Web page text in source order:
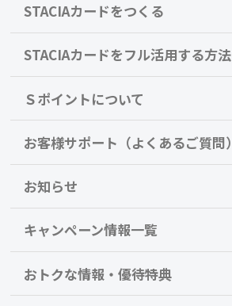
STACIAカードをつくる
STACIAカードをフル活用する方法
Ｓポイントについて
お客様サポート（よくあるご質問）
お知らせ
キャンペーン情報一覧
おトクな情報・優待特典